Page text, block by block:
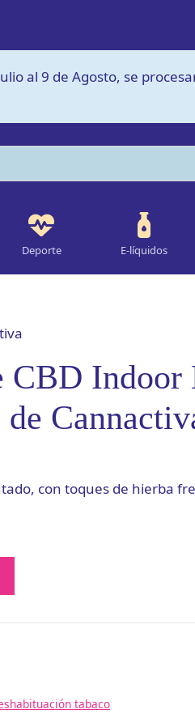
al 9 de Agosto, se
Deporte E-líquidos
CBD Indoor
con toques de hierba
tabaco